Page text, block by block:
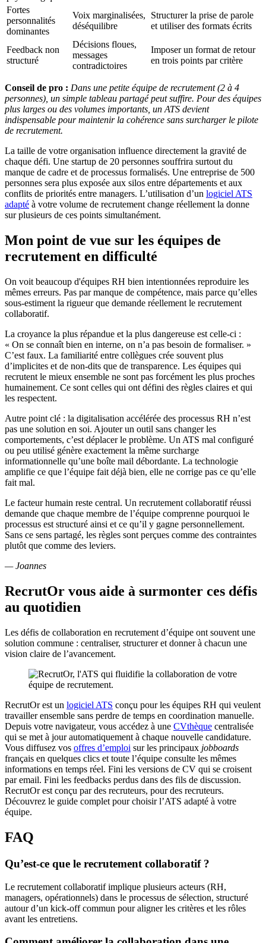
Fortes
personnalités
dominantes
Voix marginalisées,
déséquilibre
Structurer la prise de parole
et utiliser des formats écrits
Feedback non
structuré
Décisions floues,
messages
contradictoires
Imposer un format de retour
en trois points par critère
Conseil de pro : Dans une petite équipe de recrutement (2 à 4
personnes), un simple tableau partagé peut suffire. Pour des équipes
plus larges ou des volumes importants, un ATS devient
indispensable pour maintenir la cohérence sans surcharger le pilote
de recrutement.
La taille de votre organisation influence directement la gravité de
chaque défi. Une startup de 20 personnes souffrira surtout du
manque de cadre et de processus formalisés. Une entreprise de 500
personnes sera plus exposée aux silos entre départements et aux
conflits de priorités entre managers. L’utilisation d’un logiciel ATS
adapté à votre volume de recrutement change réellement la donne
sur plusieurs de ces points simultanément.
Mon point de vue sur les équipes de
recrutement en difficulté
On voit beaucoup d'équipes RH bien intentionnées reproduire les
mêmes erreurs. Pas par manque de compétence, mais parce qu’elles
sous-estiment la rigueur que demande réellement le recrutement
collaboratif.
La croyance la plus répandue et la plus dangereuse est celle-ci :
« On se connaît bien en interne, on n’a pas besoin de formaliser. »
C’est faux. La familiarité entre collègues crée souvent plus
d’implicites et de non-dits que de transparence. Les équipes qui
recrutent le mieux ensemble ne sont pas forcément les plus proches
humainement. Ce sont celles qui ont défini des règles claires et qui
les respectent.
Autre point clé : la digitalisation accélérée des processus RH n’est
pas une solution en soi. Ajouter un outil sans changer les
comportements, c’est déplacer le problème. Un ATS mal configuré
ou peu utilisé génère exactement la même surcharge
informationnelle qu’une boîte mail débordante. La technologie
amplifie ce que l’équipe fait déjà bien, elle ne corrige pas ce qu’elle
fait mal.
Le facteur humain reste central. Un recrutement collaboratif réussi
demande que chaque membre de l’équipe comprenne pourquoi le
processus est structuré ainsi et ce qu’il y gagne personnellement.
Sans ce sens partagé, les règles sont perçues comme des contraintes
plutôt que comme des leviers.
— Joannes
RecrutOr vous aide à surmonter ces défis
au quotidien
Les défis de collaboration en recrutement d’équipe ont souvent une
solution commune : centraliser, structurer et donner à chacun une
vision claire de l’avancement.
RecrutOr est un logiciel ATS conçu pour les équipes RH qui veulent
travailler ensemble sans perdre de temps en coordination manuelle.
Depuis votre navigateur, vous accédez à une CVthèque centralisée
qui se met à jour automatiquement à chaque nouvelle candidature.
Vous diffusez vos offres d’emploi sur les principaux jobboards
français en quelques clics et toute l’équipe consulte les mêmes
informations en temps réel. Fini les versions de CV qui se croisent
par email. Fini les feedbacks perdus dans des fils de discussion.
RecrutOr est conçu par des recruteurs, pour des recruteurs.
Découvrez le guide complet pour choisir l’ATS adapté à votre
équipe.
FAQ
Qu’est-ce que le recrutement collaboratif ?
Le recrutement collaboratif implique plusieurs acteurs (RH,
managers, opérationnels) dans le processus de sélection, structuré
autour d’un kick-off commun pour aligner les critères et les rôles
avant les entretiens.